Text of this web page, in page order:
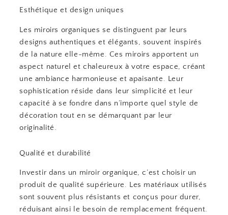
Esthétique et design uniques
Les miroirs organiques se distinguent par leurs
designs authentiques et élégants, souvent inspirés
de la nature elle-même. Ces miroirs apportent un
aspect naturel et chaleureux à votre espace, créant
une ambiance harmonieuse et apaisante. Leur
sophistication réside dans leur simplicité et leur
capacité à se fondre dans n’importe quel style de
décoration tout en se démarquant par leur
originalité.
Qualité et durabilité
Investir dans un miroir organique, c’est choisir un
produit de qualité supérieure. Les matériaux utilisés
sont souvent plus résistants et conçus pour durer,
réduisant ainsi le besoin de remplacement fréquent.